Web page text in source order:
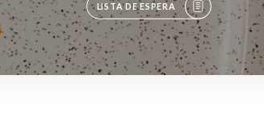
LISTA DE ESPERA